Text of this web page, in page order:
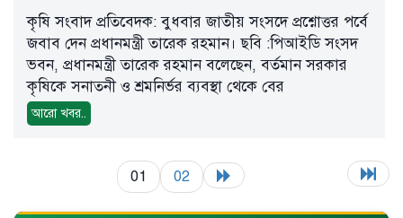
কৃষি সংবাদ প্রতিবেদক: বুধবার জাতীয় সংসদে প্রশ্নোত্তর পর্বে
জবাব দেন প্রধানমন্ত্রী তারেক রহমান। ছবি :পিআইডি সংসদ
ভবন, প্রধানমন্ত্রী তারেক রহমান বলেছেন, বর্তমান সরকার
কৃষিকে সনাতনী ও শ্রমনির্ভর ব্যবস্থা থেকে বের
আরো খবর..
01 02